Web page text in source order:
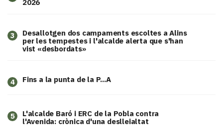
2026
3
​Desallotgen dos campaments escoltes a Alins
per les tempestes i l'alcalde alerta que s'han
vist «desbordats»
4 Fins a la punta de la P...A
5
L'alcalde Baró i ERC de la Pobla contra
l'Avenida: crònica d'una deslleialtat